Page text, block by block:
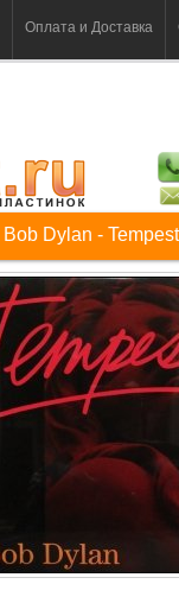
Оплата и Доставка
Bob Dylan - Tempest